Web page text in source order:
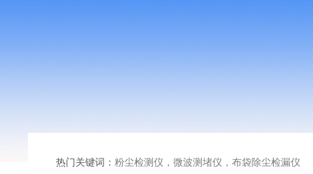
热门关键词： 粉尘检测仪，微波测堵仪，布袋除尘检漏仪